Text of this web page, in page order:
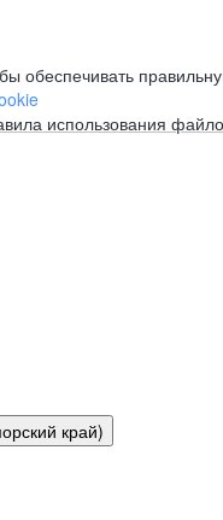
обеспечивать
использования
край)